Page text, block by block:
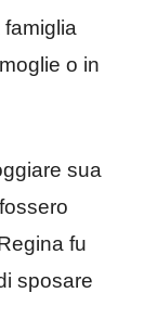
famiglia
o in
sua
fu
sposare